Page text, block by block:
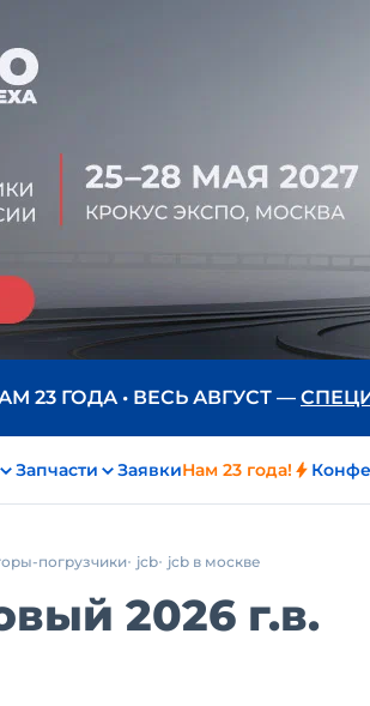
23 ГОДА • ВЕСЬ АВГУСТ —
Запчасти ЗаявкиНам 23 года!
погрузчики jcb jcb в москве
2026 г.в.